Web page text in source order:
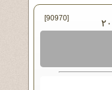
- ٢٠١٩ [90970]